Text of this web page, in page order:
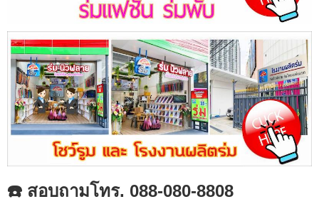
☎️ สอบถามโทร. 088-080-8808